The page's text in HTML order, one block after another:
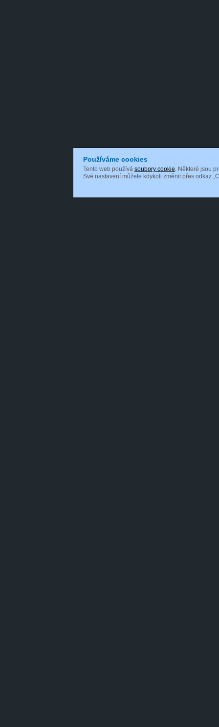
Používáme cookies
Tento web používá soubory cookie . Některé jsou
Své nastavení můžete kdykoli změnit přes odkaz